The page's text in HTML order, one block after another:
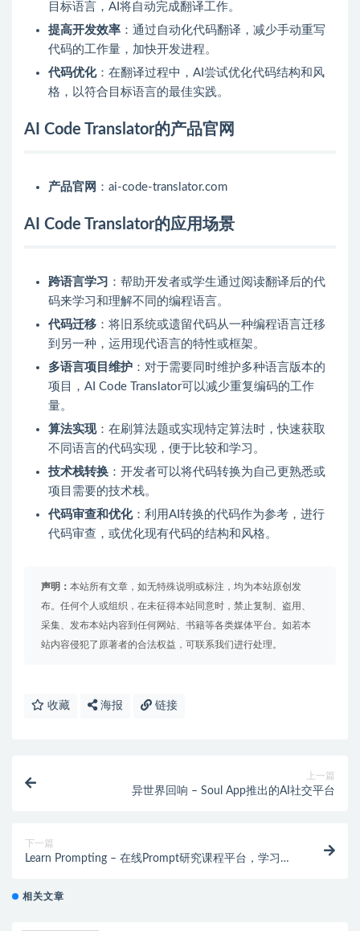
目标语言，AI将自动完成翻译工作。
提高开发效率 ：通过自动化代码翻译，减少手动重写
代码的工作量，加快开发进程。
代码优化：在翻译过程中，AI尝试优化代码结构和风
格，以符合目标语言的最佳实践。
AI Code Translator的产品官网
产品官网 ：ai-code-translator.com
AI Code Translator的应用场景
跨语言学习 ：帮助开发者或学生通过阅读翻译后的代
码来学习和理解不同的编程语言。
代码迁移 ：将旧系统或遗留代码从一种编程语言迁移
到另一种，运用现代语言的特性或框架。
多语言项目维护 ：对于需要同时维护多种语言版本的
项目，AI Code Translator可以减少重复编码的工作
量。
算法实现：在刷算法题或实现特定算法时，快速获取
不同语言的代码实现，便于比较和学习。
技术栈转换 ：开发者可以将代码转换为自己更熟悉或
项目需要的技术栈。
代码审查和优化：利用AI转换的代码作为参考，进行
代码审查，或优化现有代码的结构和风格。
声明： 本站所有文章，如无特殊说明或标注，均为本站原创发
布。任何个人或组织，在未征得本站同意时，禁止复制、盗用、
采集、发布本站内容到任何网站、书籍等各类媒体平台。如若本
站内容侵犯了原著者的合法权益，可联系我们进行处理。
收藏 海报 链接
上一篇
异世界回响 – Soul App推出的AI社交平台
下一篇
Learn Prompting – 在线Prompt研究课程平台，学习有
相关文章